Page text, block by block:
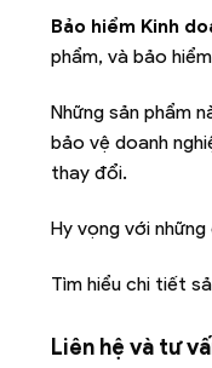
Bảo hiểm Kinh
phẩm, và bảo
Những sản phẩm
bảo vệ doanh
thay đổi.
Hy vọng với
Tìm hiểu chi tiết
Liên hệ và tư